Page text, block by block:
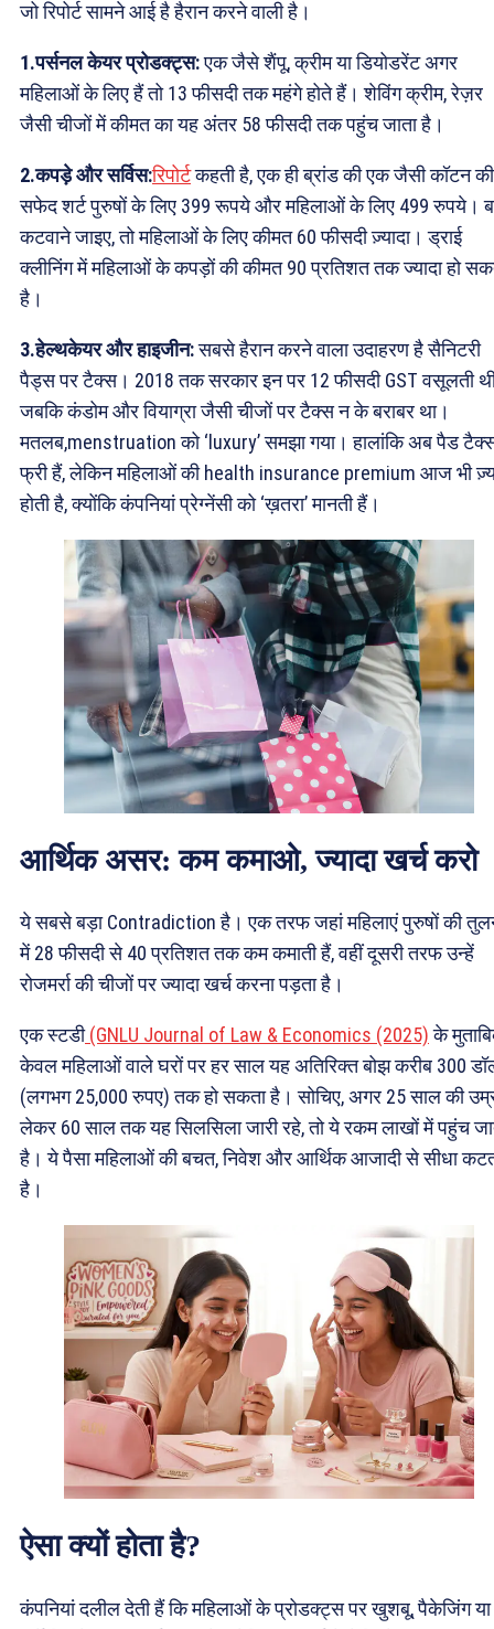
जो रिपोर्ट सामने आई है हैरान करने वाली है।
1.पर्सनल केयर प्रोडक्ट्स:एक जैसे शैंपू, क्रीम या डियोडरेंट अगर
महिलाओं के लिए हैं तो 13 फीसदी तक महंगे होते हैं। शेविंग क्रीम, रेज़र
जैसी चीजों में कीमत का यह अंतर 58 फीसदी तक पहुंच जाता है।
2.कपड़े और सर्विस:रिपोर्टकहती है, एक ही ब्रांड की एक जैसी कॉटन की
सफेद शर्ट पुरुषों के लिए 399 रूपये और महिलाओं के लिए 499 रुपये।
कटवाने जाइए, तो महिलाओं के लिए कीमत 60 फीसदी ज़्यादा। ड्राई
क्लीनिंग में महिलाओं के कपड़ों की कीमत 90 प्रतिशत तक ज्यादा हो
है।
3.हेल्थकेयर और हाइजीन:सबसे हैरान करने वाला उदाहरण है सैनिटरी
पैड्स पर टैक्स। 2018 तक सरकार इन पर 12 फीसदी GST वसूलती
जबकि कंडोम और वियाग्रा जैसी चीजों पर टैक्स न के बराबर था।
मतलब,menstruation को ‘luxury’ समझा गया। हालांकि अब पैड
फ्री हैं, लेकिन महिलाओं की health insurance premium आज भी
होती है, क्योंकि कंपनियां प्रेग्नेंसी को ‘ख़तरा’ मानती हैं।
आर्थिक असर: कम कमाओ, ज्यादा खर्च करो
ये सबसे बड़ा Contradiction है। एक तरफ जहां महिलाएं पुरुषों की
में 28 फीसदी से 40 प्रतिशत तक कम कमाती हैं, वहीं दूसरी तरफ उन्हें
रोजमर्रा की चीजों पर ज्यादा खर्च करना पड़ता है।
एक स्टडी(GNLU Journal of Law & Economics (2025)के
केवल महिलाओं वाले घरों पर हर साल यह अतिरिक्त बोझ करीब 300
(लगभग 25,000 रुपए) तक हो सकता है। सोचिए, अगर 25 साल की
लेकर 60 साल तक यह सिलसिला जारी रहे, तो ये रकम लाखों में पहुंच
है। ये पैसा महिलाओं की बचत, निवेश और आर्थिक आजादी से सीधा
है।
ऐसा क्यों होता है?
कंपनियां दलील देती हैं कि महिलाओं के प्रोडक्ट्स पर खुशबू, पैकेजिंग या